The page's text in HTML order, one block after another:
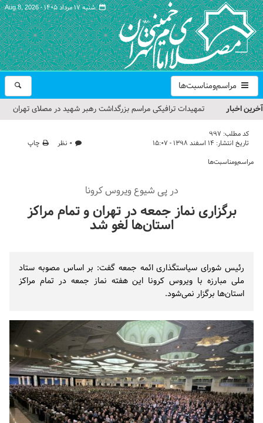
شنبه ۱۷ مرداد ۱۴۰۵ - Aug 8, 2026
مراسم‌ومناسبت‌ها
آخرین اخبار
تمهیدات ترافیکی مراسم بزرگداشت رهبر شهید در مصلای تهران
حجت‌الاسلام حاج علی‌اکبری؛ خطیب این هفته نماز جمعه تهران
معظم انقلاب
گزارش تصویری| مراسم نماز بر پیکر امام شهید انقلاب اسلامی ایران
گزارش تصویری| مراسم بزرگداشت آقای شهید ایران
کد مطلب: 997
تاریخ انتشار: ۱۴ اسفند ۱۳۹۸ - ۱۵:۰۷ ۰ نظر
چاپ
مراسم‌ومناسبت‌ها
در پی شیوع ویروس کرونا
برگزاری نماز جمعه در تهران و تمام مراکز
استان‌ها لغو شد
رئیس شورای سیاستگذاری ائمه جمعه گفت: بر اساس مصوبه ستاد
ملی مبارزه با ویروس کرونا این هفته نماز جمعه در تمام مراکز
استان‌ها برگزار نمی‌شود.